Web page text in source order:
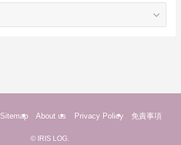
Sitemap About us Privacy Policy 免責事項
© IRIS LOG.